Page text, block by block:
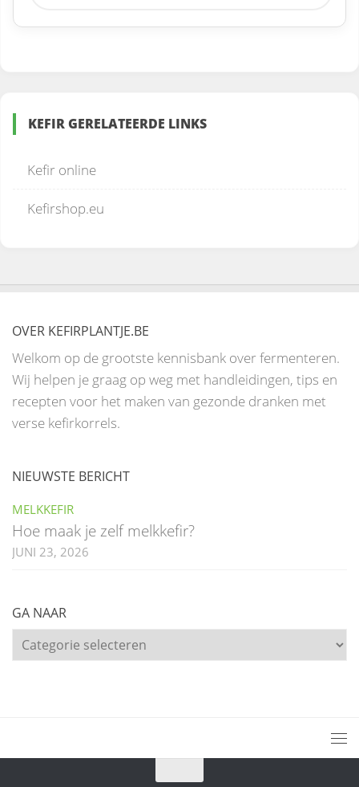
KEFIR GERELATEERDE LINKS
Kefir online
Kefirshop.eu
OVER KEFIRPLANTJE.BE
Welkom op de grootste kennisbank over fermenteren.
Wij helpen je graag op weg met handleidingen, tips en
recepten voor het maken van gezonde dranken met
verse kefirkorrels.
NIEUWSTE BERICHT
MELKKEFIR
Hoe maak je zelf melkkefir?
JUNI 23, 2026
GA NAAR
Ga
naar